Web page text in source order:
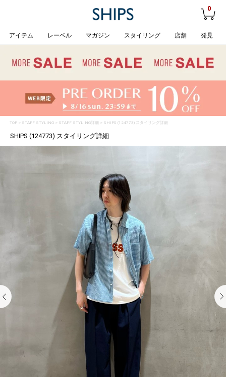
0
アイテム レーベル マガジン スタイリング 店舗 発見
TOP> STAFF STYLING> STAFF STYLING詳細 > SHIPS (124773) スタイリング詳細
SHIPS (124773) スタイリング詳細